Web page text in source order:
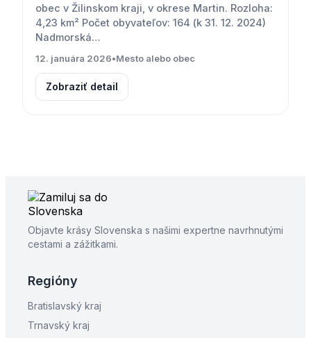
obec v Žilinskom kraji, v okrese Martin. Rozloha:
4,23 km² Počet obyvateľov: 164 (k 31. 12. 2024)
Nadmorská…
12. januára 2026•Mesto alebo obec
Zobraziť detail
Objavte krásy Slovenska s našimi expertne navrhnutými
cestami a zážitkami.
Regióny
Bratislavský kraj
Trnavský kraj